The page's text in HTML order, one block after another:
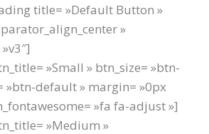
title= »Default Button »
»
»Small » btn_size= »btn-
»btn-default » margin= »0px
»fa fa-adjust »]
»Medium »